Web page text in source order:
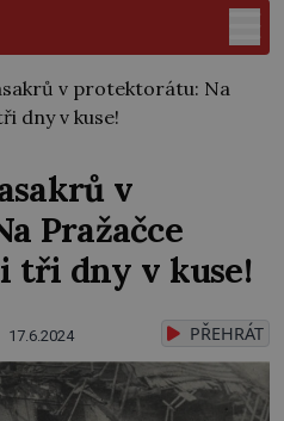
v protektorátu: Na
dny v kuse!
v
Pražačce
tři dny v kuse!
17.6.2024 PŘEHRÁT